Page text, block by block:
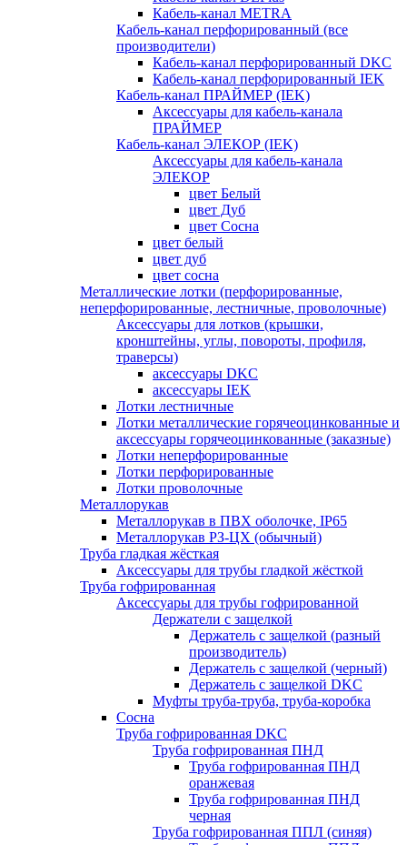
Кабель-канал METRA
Кабель-канал перфорированный (все
производители)
Кабель-канал перфорированный DKC
Кабель-канал перфорированный IEK
Кабель-канал ПРАЙМЕР (IEK)
Аксессуары для кабель-канала
ПРАЙМЕР
Кабель-канал ЭЛЕКОР (IEK)
Аксессуары для кабель-канала
ЭЛЕКОР
цвет Белый
цвет Дуб
цвет Сосна
цвет белый
цвет дуб
цвет сосна
Металлические лотки (перфорированные,
неперфорированные, лестничные, проволочные)
Аксессуары для лотков (крышки,
кронштейны, углы, повороты, профиля,
траверсы)
аксессуары DKC
аксессуары IEK
Лотки лестничные
Лотки металлические горячеоцинкованные и
аксессуары горячеоцинкованные (заказные)
Лотки неперфорированные
Лотки перфорированные
Лотки проволочные
Металлорукав
Металлорукав в ПВХ оболочке, IP65
Металлорукав РЗ-ЦХ (обычный)
Труба гладкая жёсткая
Аксессуары для трубы гладкой жёсткой
Труба гофрированная
Аксессуары для трубы гофрированной
Держатели с защелкой
Держатель с защелкой (разный
производитель)
Держатель с защелкой (черный)
Держатель с защелкой DKC
Муфты труба-труба, труба-коробка
Сосна
Труба гофрированная DKC
Труба гофрированная ПНД
Труба гофрированная ПНД
оранжевая
Труба гофрированная ПНД
черная
Труба гофрированная ППЛ (синяя)